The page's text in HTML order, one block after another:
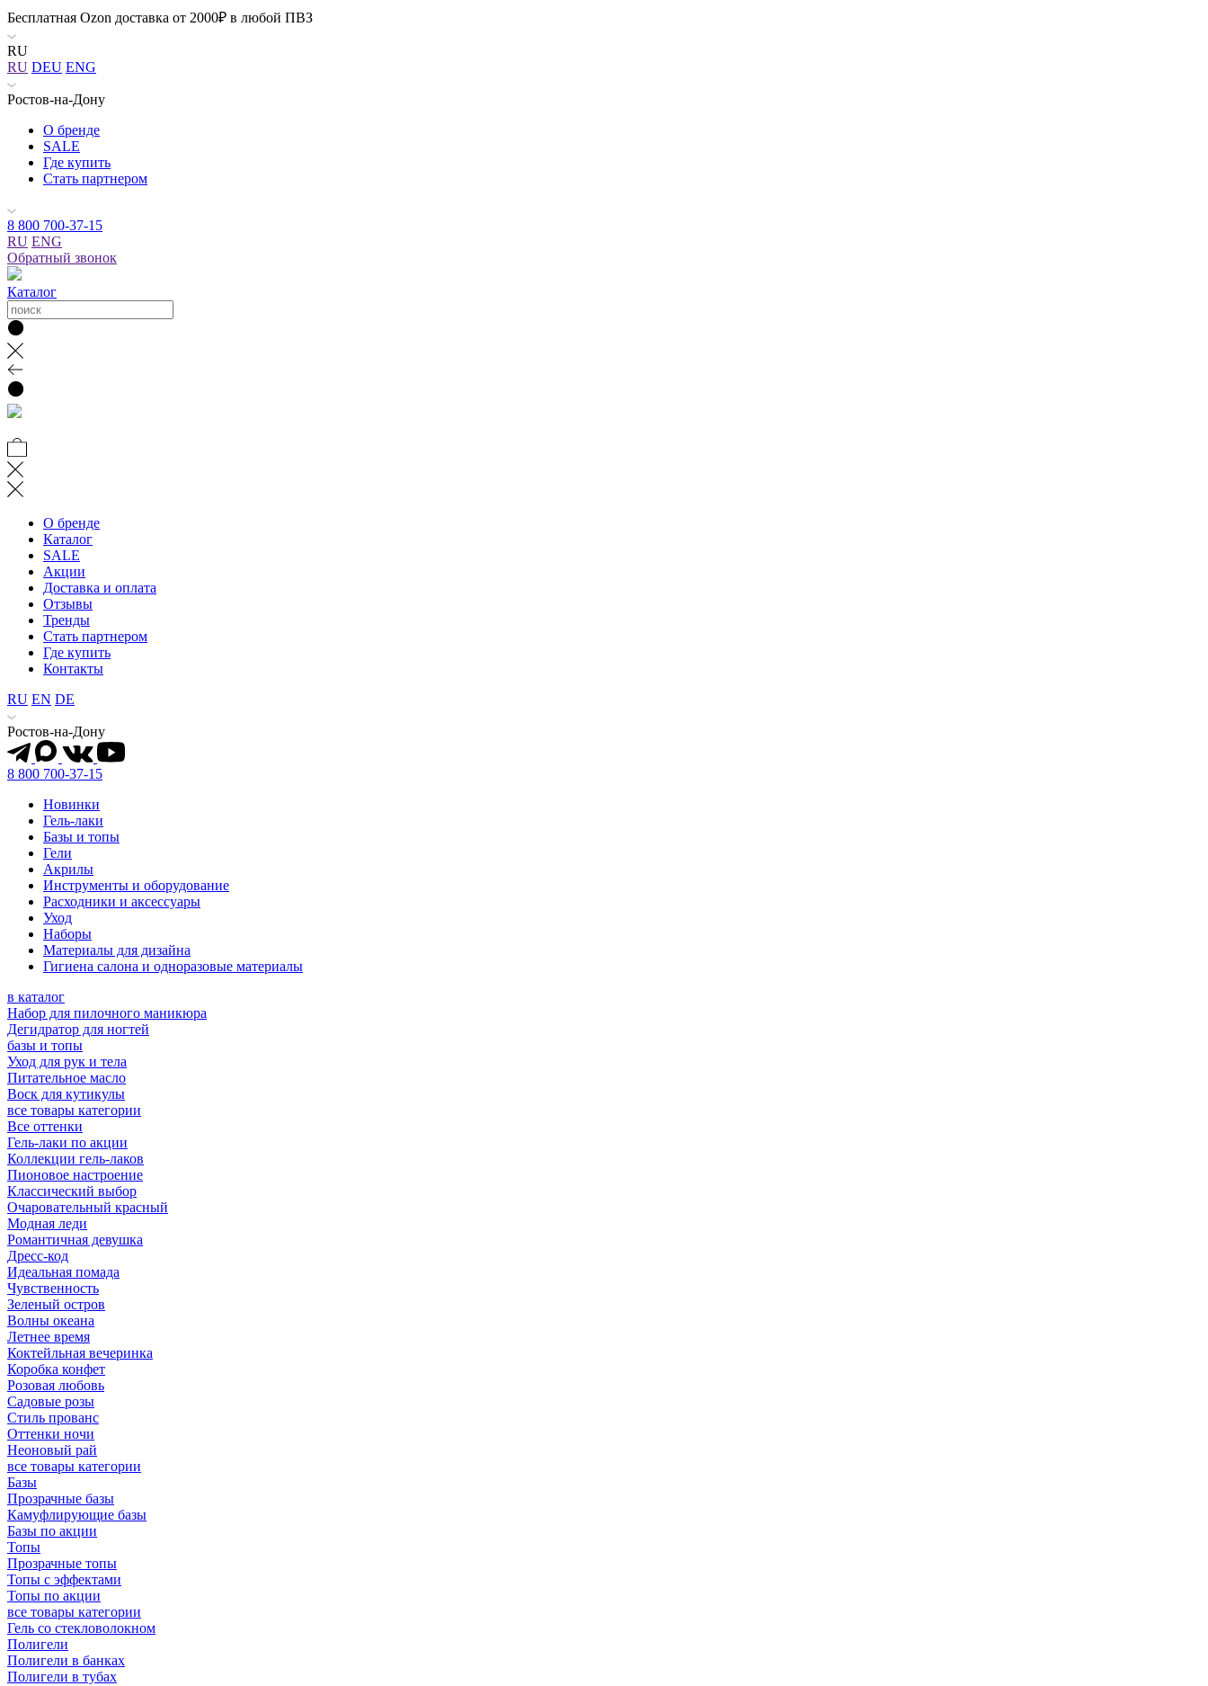
Бесплатная Ozon доставка от 2000₽ в любой ПВЗ
RU
RU DEU ENG
Ростов-на-Дону
О бренде
SALE
Где купить
Стать партнером
8 800 700-37-15
RU ENG
Обратный звонок
Каталог
О бренде
Каталог
SALE
Акции
Доставка и оплата
Отзывы
Тренды
Стать партнером
Где купить
Контакты
RU EN DE
Ростов-на-Дону
8 800 700-37-15
Новинки
Гель-лаки
Базы и топы
Гели
Акрилы
Инструменты и оборудование
Расходники и аксессуары
Уход
Наборы
Материалы для дизайна
Гигиена салона и одноразовые материалы
в каталог
Набор для пилочного маникюра
Дегидратор для ногтей
базы и топы
Уход для рук и тела
Питательное масло
Воск для кутикулы
все товары категории
Все оттенки
Гель-лаки по акции
Коллекции гель-лаков
Пионовое настроение
Классический выбор
Очаровательный красный
Модная леди
Романтичная девушка
Дресс-код
Идеальная помада
Чувственность
Зеленый остров
Волны океана
Летнее время
Коктейльная вечеринка
Коробка конфет
Розовая любовь
Садовые розы
Стиль прованс
Оттенки ночи
Неоновый рай
все товары категории
Базы
Прозрачные базы
Камуфлирующие базы
Базы по акции
Топы
Прозрачные топы
Топы с эффектами
Топы по акции
все товары категории
Гель со стекловолокном
Полигели
Полигели в банках
Полигели в тубах